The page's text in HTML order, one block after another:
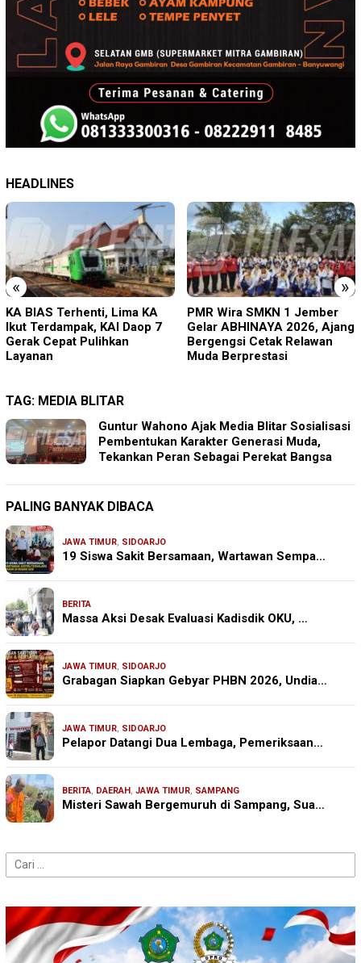
HEADLINES
« »
PMR Wira SMKN 1 Jember
Gelar ABHINAYA 2026, Ajang
Bergengsi Cetak Relawan
Muda Berprestasi
Imigrasi Ponorogo Deportasi
Satu WN Tiongkok
Salahgunakan Ijin Tinggal
TAG: MEDIA BLITAR
Guntur Wahono Ajak Media Blitar Sosialisasi
Pembentukan Karakter Generasi Muda,
Tekankan Peran Sebagai Perekat Bangsa
PALING BANYAK DIBACA
JAWA TIMUR, SIDOARJO
19 Siswa Sakit Bersamaan, Wartawan Sempa…
BERITA
Massa Aksi Desak Evaluasi Kadisdik OKU, …
JAWA TIMUR, SIDOARJO
Grabagan Siapkan Gebyar PHBN 2026, Undia…
JAWA TIMUR, SIDOARJO
Pelapor Datangi Dua Lembaga, Pemeriksaan…
BERITA, DAERAH, JAWA TIMUR, SAMPANG
Misteri Sawah Bergemuruh di Sampang, Sua…
Cari
untuk: